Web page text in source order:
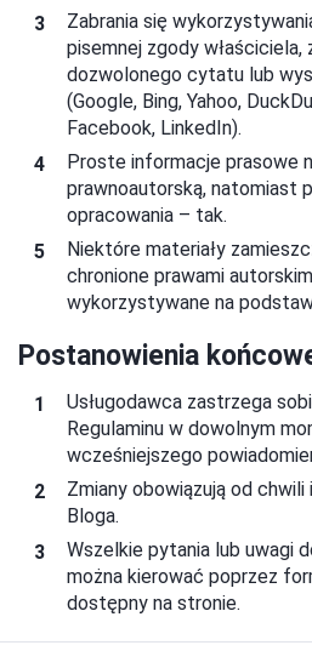
Zabrania się
pisemnej zgody właściciela,
dozwolonego cytatu lub
(Google, Bing, Yahoo,
Facebook, LinkedIn).
Proste informacje prasowe
prawnoautorską, natomiast
opracowania – tak.
Niektóre materiały
chronione prawami
wykorzystywane na
Postanowienia
Usługodawca zastrzega
Regulaminu w dowolnym
wcześniejszego
Zmiany obowiązują od
Bloga.
Wszelkie pytania lub uwagi
można kierować poprzez
dostępny na stronie.